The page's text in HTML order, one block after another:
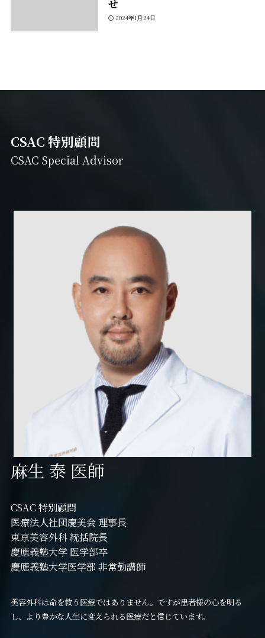
せ
2024年1月24日
CSAC 特別顧問
CSAC Special Advisor
麻生 泰 医師
CSAC 特別顧問
医療法人社団慶美会 理事長
東京美容外科 統括院長
慶應義塾大学 医学部卒
慶應義塾大学医学部 非常勤講師
美容外科は命を救う医療ではありません。ですが患者様の心を明る
し、より豊かな人生に変えられる医療だと信じています。